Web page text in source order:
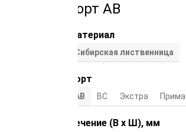
сорт АВ
Материал
Сибирская лиственница
Сорт
АВ ВС Экстра Прима
Сечение (В х Ш), мм